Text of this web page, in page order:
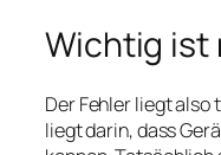
Wichtig ist
Der Fehler liegt also
liegt darin, dass